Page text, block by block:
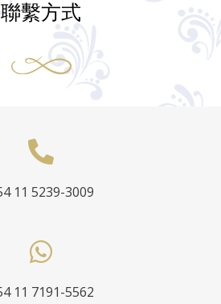
聯繫方式
11 5239-3009
11 7191-5562